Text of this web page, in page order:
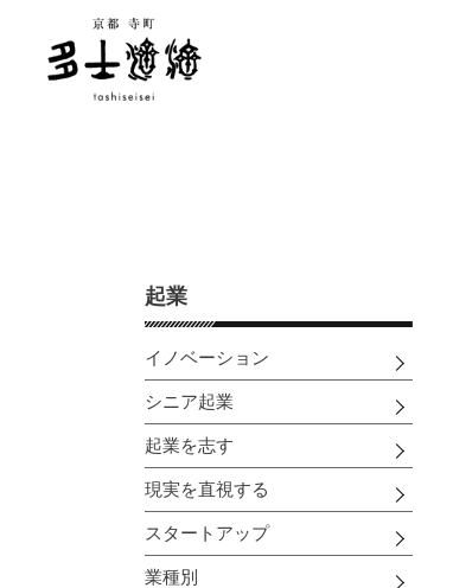
起業
イノベーション
シニア起業
起業を志す
現実を直視する
スタートアップ
業種別